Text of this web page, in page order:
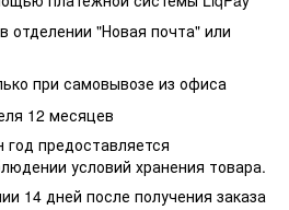
отделении "Новая почта" или
при самовывозе из офиса
12 месяцев
год предоставляется
условий хранения товара.
14 дней после получения заказа